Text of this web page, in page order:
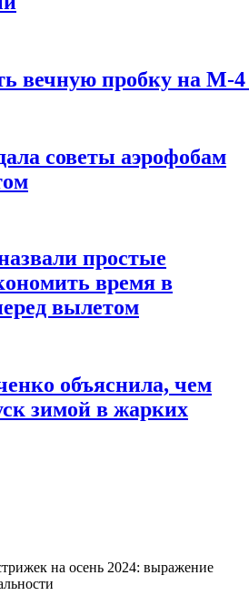
вечную пробку на М-
советы аэрофобам
простые
время в
вылетом
объяснила, чем
зимой в жарких
на осень 2024: выражение